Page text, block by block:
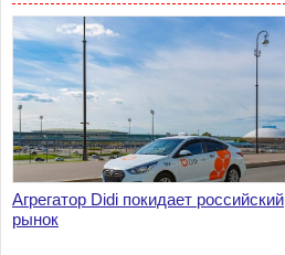
Агрегатор Didi покидает российский
рынок